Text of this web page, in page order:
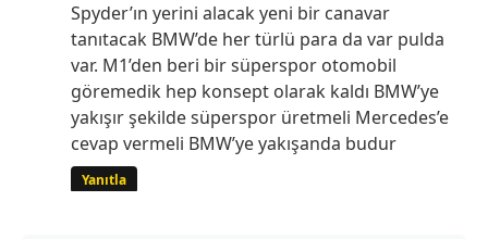
Spyder’ın yerini alacak yeni bir canavar
tanıtacak BMW’de her türlü para da var pulda
var. M1’den beri bir süperspor otomobil
göremedik hep konsept olarak kaldı BMW’ye
yakışır şekilde süperspor üretmeli Mercedes’e
cevap vermeli BMW’ye yakışanda budur
Yanıtla